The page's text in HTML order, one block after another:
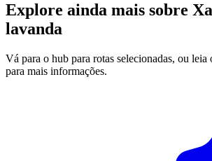
Explore ainda mais sobre
lavanda
Vá para o hub para rotas selecionadas, ou leia
para mais informações.